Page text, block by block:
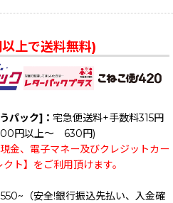
上で送料無料)
パック]： 宅急便送料+手数料315円
円以上～ 630円)
金、電子マネー及びクレジットカー
ト】をご利用頂けます。
550~（安全!銀行振込先払い、入金確